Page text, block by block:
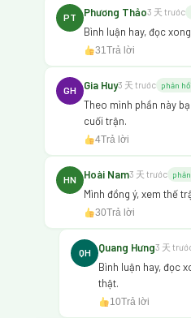
PT Phương Thảo3 天 trước
Bình luận hay, đọc
31 Trả lời
GH Gia Huy3 天 trước phản hồi
Theo mình phần này
cuối trận.
4Trả lời
HN Hoài Nam3 天 trước
Mình đồng ý, xem thế
30Trả lời
QH Quang Hưng3 天
Bình luận hay, đọc
thật.
10Trả lời